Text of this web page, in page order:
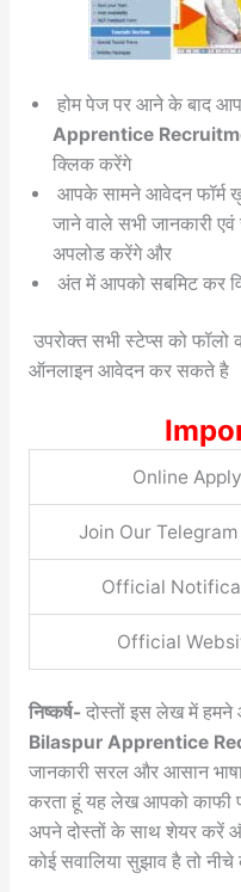
होम पेज पर आने के बाद
Apprentice
क्लिक करेंगे
आपके सामने आवेदन फॉर्म
जाने वाले सभी जानकारी
अपलोड करेंगे और
अंत में आपको सबमिट कर
उपरोक्त सभी स्टेप्स को
ऑनलाइन आवेदन कर सकते है
Online Apply
Join Our
Official
Official
निष्कर्ष-दोस्तों इस लेख में हमने
Bilaspur Apprentice
जानकारी सरल और आसान
करता हूं यह लेख आपको काफी
अपने दोस्तों के साथ शेयर करें
कोई सवालिया सुझाव है तो